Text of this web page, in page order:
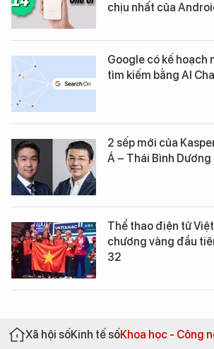
chịu nhất của
Google có kế hoạch
tìm kiếm bằng AI
2 sếp mới của
Á – Thái Bình Dương
Thể thao điện tử
chương vàng đầu
32
Xã hội sốKinh tế sốKhoa học - Công